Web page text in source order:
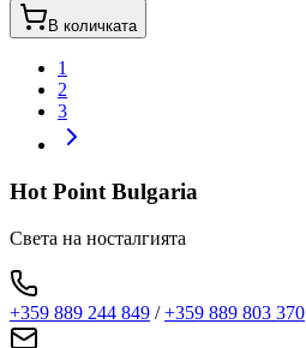
В количката
1
2
3
Hot Point Bulgaria
Света на носталгията
+359 889 244 849 /+359 889 803 370